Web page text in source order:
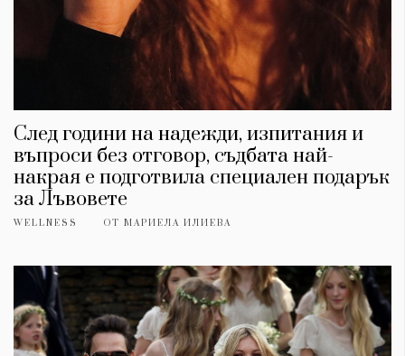
След години на надежди, изпитания и
въпроси без отговор, съдбата най-
накрая е подготвила специален подарък
за Лъвовете
WELLNESS ОТ МАРИЕЛА ИЛИЕВА